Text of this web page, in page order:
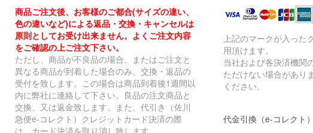
商品ご注文後、お客様のご都合(サイズの違い、
色の違いなど)による返品・交換・キャンセルは
原則としてお受け出来ません。よくご注文内容
をご確認の上ご注文下さい。
ただし、商品が不良品の場合、またはご注文と
異なる商品が到着した場合のみ、交換・返品の
受付を致します。この場合は商品到着後1週間以
内に弊社に連絡して下さい。良品の注文商品と
交換、又は返金致します。また、代引き（佐川
急便e-コレクト）クレジットカード決済の際
は、カード決済を取り消し致します。
上記のマークが入った
用頂けます。
当社および各決済機関
ただけない場合があり
ください。
代金引換（e-コレクト）